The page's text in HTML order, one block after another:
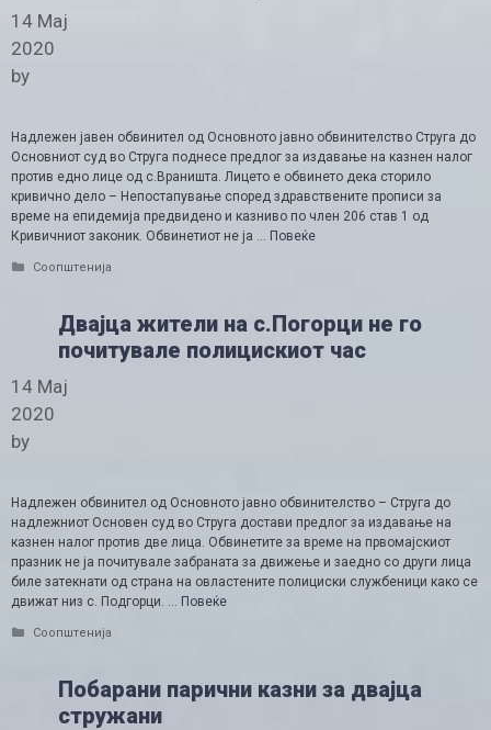
14 Мај
2020
by
Надлежен јавен обвинител од Основното јавно обвинителство Струга до
Основниот суд во Струга поднесе предлог за издавање на казнен налог
против едно лице од с.Враништа. Лицето е обвинето дека сторило
кривично дело – Непостапување според здравствените прописи за
време на епидемија предвидено и казниво по член 206 став 1 од
Кривичниот законик. Обвинетиот не ја … Повеќе
Categories
Соопштенија
Двајца жители на с.Погорци не го
почитувале полицискиот час
14 Мај
2020
by
Надлежен обвинител од Основното јавно обвинителство – Струга до
надлежниот Основен суд во Струга достави предлог за издавање на
казнен налог против две лица. Обвинетите за време на првомајскиот
празник не ја почитувале забраната за движење и заедно со други лица
биле затекнати од страна на овластените полициски службеници како се
движат низ с. Подгорци. … Повеќе
Categories
Соопштенија
Побарани парични казни за двајца
стружани